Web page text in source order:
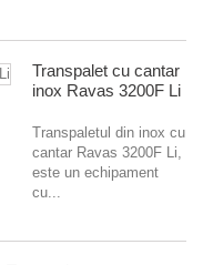
Transpalet cu cantar
inox Ravas 3200F Li
Transpaletul din inox cu
cantar Ravas 3200F Li,
este un echipament
cu...